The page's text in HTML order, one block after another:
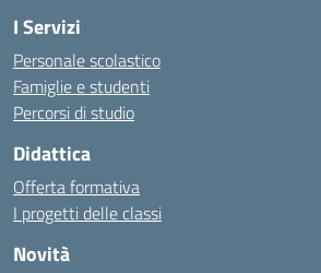
I Servizi
Personale scolastico
Famiglie e studenti
Percorsi di studio
Didattica
Offerta formativa
I progetti delle classi
Novità